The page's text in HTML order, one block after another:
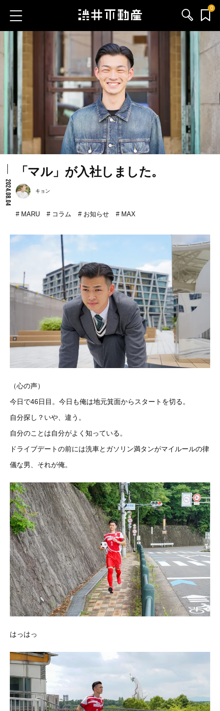
0
お問い合わせ
ブログ
サービス内容
渋井不動産のメンバー
会社情報
2024.08.04
「マル」が入社しました。
キョン
MARU コラム お知らせ MAX
（心の声）
今日で46日目。今日も俺は地元箕面からスタートを切る。
自分探し？いや、違う。
自分のことは自分がよく知っている。
ドライブデートの前には洗車とガソリン満タンがマイルールの律
儀な男、それが俺。
はっはっ